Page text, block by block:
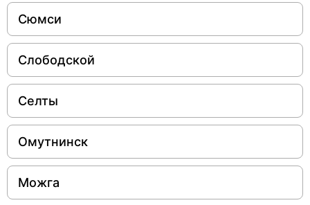
Сюмси
Слободской
Селты
Омутнинск
Можга